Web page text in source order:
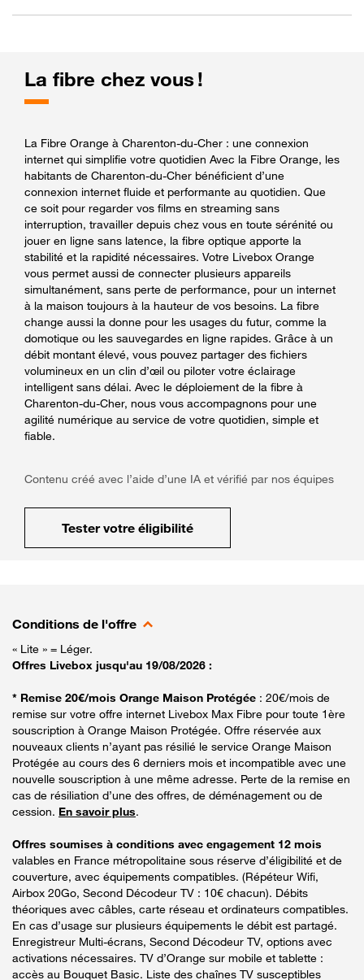
La fibre chez vous !
La Fibre Orange à Charenton-du-Cher : une connexion
internet qui simplifie votre quotidien Avec la Fibre Orange, les
habitants de Charenton-du-Cher bénéficient d’une
connexion internet fluide et performante au quotidien. Que
ce soit pour regarder vos films en streaming sans
interruption, travailler depuis chez vous en toute sérénité ou
jouer en ligne sans latence, la fibre optique apporte la
stabilité et la rapidité nécessaires. Votre Livebox Orange
vous permet aussi de connecter plusieurs appareils
simultanément, sans perte de performance, pour un internet
à la maison toujours à la hauteur de vos besoins. La fibre
change aussi la donne pour les usages du futur, comme la
domotique ou les sauvegardes en ligne rapides. Grâce à un
débit montant élevé, vous pouvez partager des fichiers
volumineux en un clin d’œil ou piloter votre éclairage
intelligent sans délai. Avec le déploiement de la fibre à
Charenton-du-Cher, nous vous accompagnons pour une
agilité numérique au service de votre quotidien, simple et
fiable.
Contenu créé avec l’aide d’une IA et vérifié par nos équipes
Tester votre éligibilité
Conditions de l'offre
« Lite » = Léger.
Offres Livebox jusqu'au 19/08/2026 :
* Remise 20€/mois Orange Maison Protégée : 20€/mois de
remise sur votre offre internet Livebox Max Fibre pour toute 1ère
souscription à Orange Maison Protégée. Offre réservée aux
nouveaux clients n’ayant pas résilié le service Orange Maison
Protégée au cours des 6 derniers mois et incompatible avec une
nouvelle souscription à une même adresse. Perte de la remise en
cas de résiliation d’une des offres, de déménagement ou de
cession. En savoir plus.
Offres soumises à conditions avec engagement 12 mois
valables en France métropolitaine sous réserve d’éligibilité et de
couverture, avec équipements compatibles. (Répéteur Wifi,
Airbox 20Go, Second Décodeur TV : 10€ chacun). Débits
théoriques avec câbles, carte réseau et ordinateurs compatibles.
En cas d’usage sur plusieurs équipements le débit est partagé.
Enregistreur Multi-écrans, Second Décodeur TV, options avec
activations nécessaires. TV d’Orange sur mobile et tablette :
accès au Bouquet Basic. Liste des chaînes TV susceptibles